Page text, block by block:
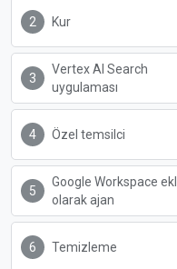
Kur
Vertex AI Search
uygulaması
Özel temsilci
Google Workspace
olarak ajan
Temizleme